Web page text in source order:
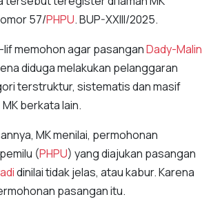
57/PHPU. BUP-XXIII/2025.
memohon agar pasanganDady-Malin
diduga melakukan pelanggaran
terstruktur, sistematis dan masif
berkata lain.
MK menilai, permohonan
(PHPU) yang diajukan pasangan
dinilai tidak jelas, atau kabur. Karena
pasangan itu.